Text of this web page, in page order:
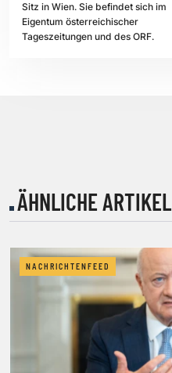
Sitz in Wien. Sie befindet sich im
Eigentum österreichischer
Tageszeitungen und des ORF.
ÄHNLICHE ARTIKEL
NACHRICHTENFEED